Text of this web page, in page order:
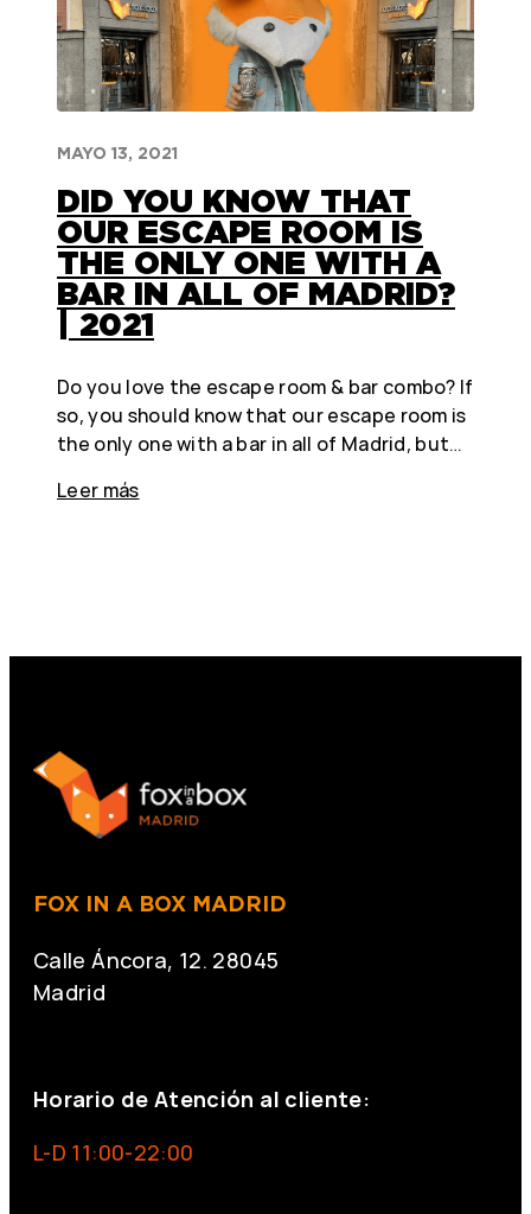
MAYO 13, 2021
DID YOU KNOW THAT
OUR ESCAPE ROOM IS
THE ONLY ONE WITH A
BAR IN ALL OF MADRID?
| 2021
Do you love the escape room & bar combo? If
so, you should know that our escape room is
the only one with a bar in all of Madrid, but…
Leer más
FOX IN A BOX MADRID
Calle Áncora, 12. 28045
Madrid
Horario de Atención al cliente:
L-D 11:00-22:00